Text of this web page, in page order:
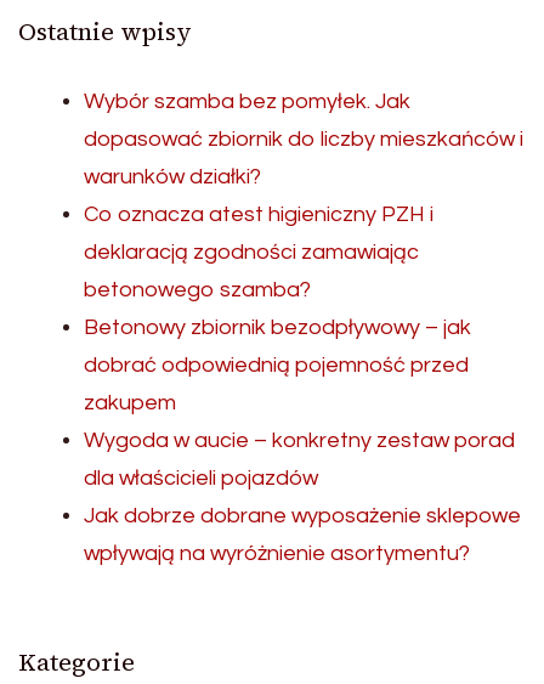
Ostatnie wpisy
Wybór szamba bez pomyłek. Jak
dopasować zbiornik do liczby mieszkańców i
warunków działki?
Co oznacza atest higieniczny PZH i
deklaracją zgodności zamawiając
betonowego szamba?
Betonowy zbiornik bezodpływowy – jak
dobrać odpowiednią pojemność przed
zakupem
Wygoda w aucie – konkretny zestaw porad
dla właścicieli pojazdów
Jak dobrze dobrane wyposażenie sklepowe
wpływają na wyróżnienie asortymentu?
Kategorie